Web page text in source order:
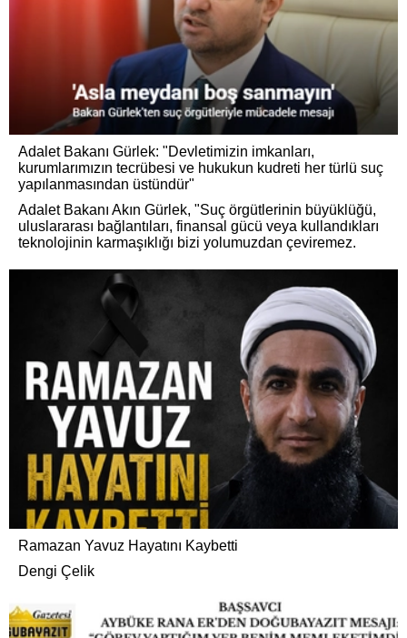
Adalet Bakanı Gürlek: "Devletimizin imkanları,
kurumlarımızın tecrübesi ve hukukun kudreti her türlü suç
yapılanmasından üstündür"
Adalet Bakanı Akın Gürlek, "Suç örgütlerinin büyüklüğü,
uluslararası bağlantıları, finansal gücü veya kullandıkları
teknolojinin karmaşıklığı bizi yolumuzdan çeviremez.
Ramazan Yavuz Hayatını Kaybetti
Dengi Çelik